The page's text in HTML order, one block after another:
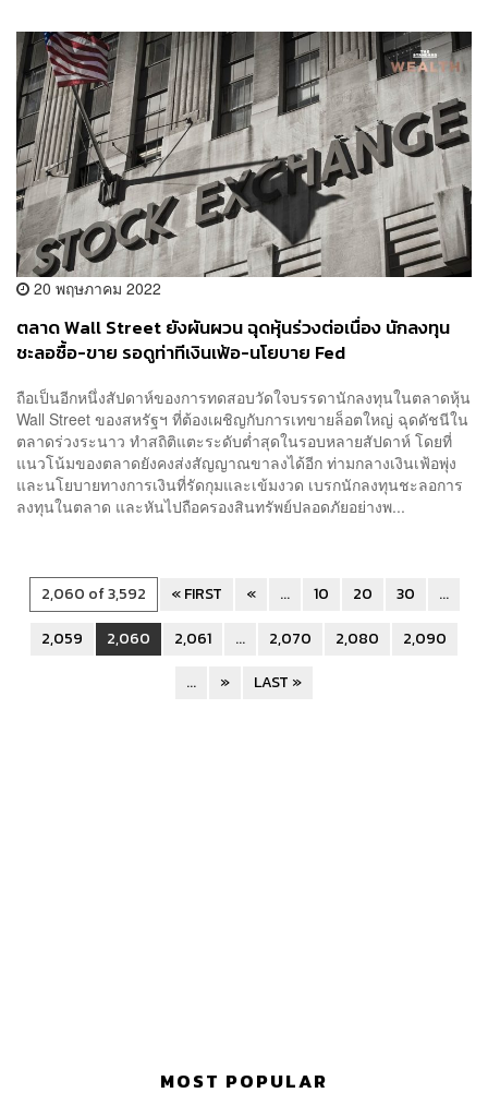
20 พฤษภาคม 2022
ตลาด Wall Street ยังผันผวน ฉุดหุ้นร่วงต่อเนื่อง นักลงทุน
ชะลอซื้อ-ขาย รอดูท่าทีเงินเฟ้อ-นโยบาย Fed
ถือเป็นอีกหนึ่งสัปดาห์ของการทดสอบวัดใจบรรดานักลงทุนในตลาดหุ้น
Wall Street ของสหรัฐฯ ที่ต้องเผชิญกับการเทขายล็อตใหญ่ ฉุดดัชนีใน
ตลาดร่วงระนาว ทำสถิติแตะระดับต่ำสุดในรอบหลายสัปดาห์ โดยที่
แนวโน้มของตลาดยังคงส่งสัญญาณขาลงได้อีก ท่ามกลางเงินเฟ้อพุ่ง
และนโยบายทางการเงินที่รัดกุมและเข้มงวด เบรกนักลงทุนชะลอการ
ลงทุนในตลาด และหันไปถือครองสินทรัพย์ปลอดภัยอย่างพ...
2,060 of 3,592 « FIRST « ... 10 20 30
...
2,059
2,060 2,061 ... 2,070 2,080
2,090
...
» LAST »
MOST POPULAR